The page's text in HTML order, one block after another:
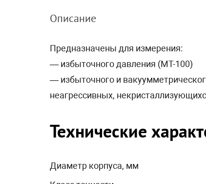
Описание
Предназначены для измерения:
— избыточного давления (МТ-100)
— избыточного и
неагрессивных,
Технические
Диаметр корпуса, мм